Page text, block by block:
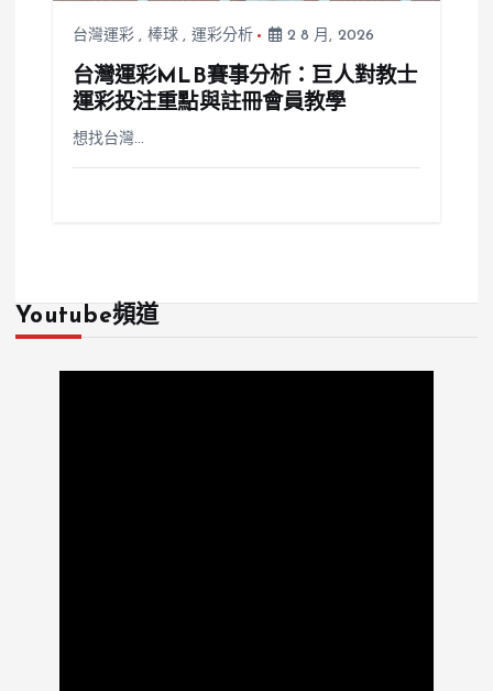
台灣運彩 , 棒球 , 運彩分析 2 8 月, 2026
台灣運彩MLB賽事分析：巨人對教士
運彩投注重點與註冊會員教學
想找台灣…
Youtube頻道